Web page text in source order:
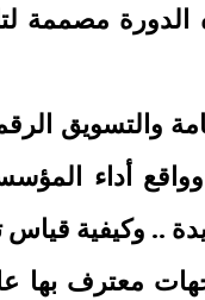
مصممة
والتسويق
أداء
.. وكيفية
معترف بها